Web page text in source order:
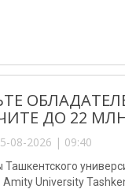
ДО 22
08-2026 | 09:40
Ташкентского
Amity University